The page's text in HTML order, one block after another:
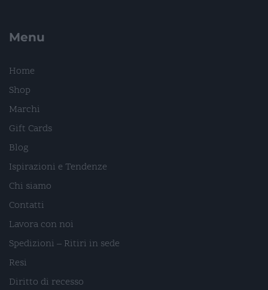
Menu
Home
Shop
Marchi
Gift Cards
Blog
Ispirazioni e Tendenze
Chi siamo
Contatti
Lavora con noi
Spedizioni – Ritiri in sede
Resi
Diritto di recesso